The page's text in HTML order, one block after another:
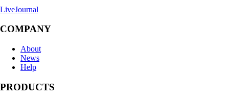
LiveJournal
COMPANY
About
News
Help
PRODUCTS